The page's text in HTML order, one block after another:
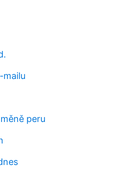
mailu
peru